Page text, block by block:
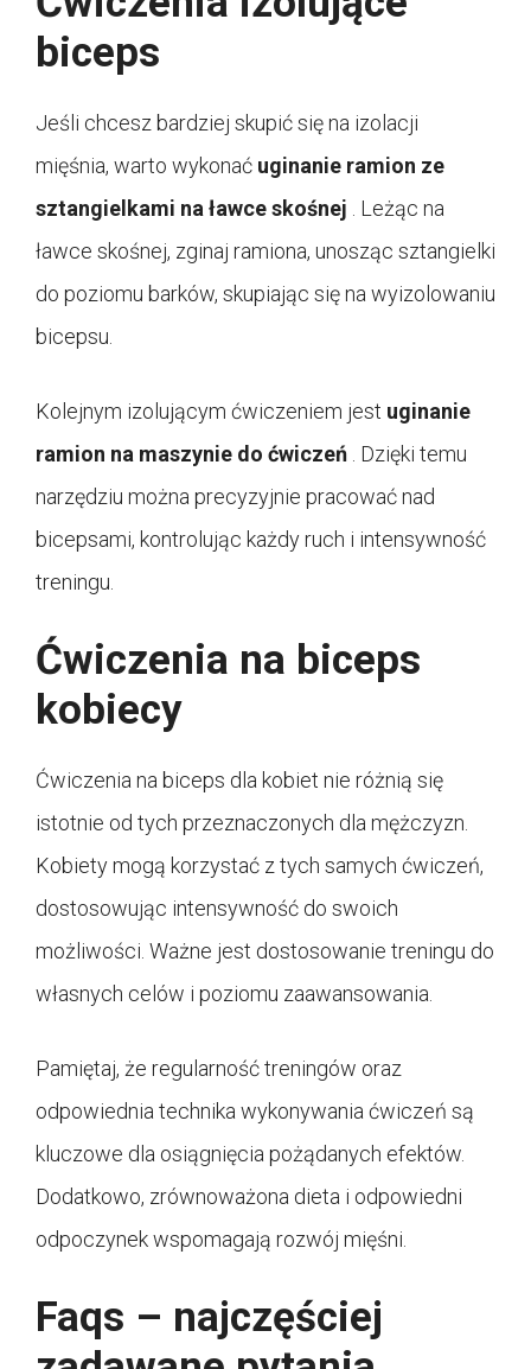
biceps
Jeśli chcesz bardziej skupić się na izolacji
mięśnia, warto wykonać uginanie ramion ze
sztangielkami na ławce skośnej
. Leżąc na
ławce skośnej, zginaj ramiona, unosząc sztangielki
do poziomu barków, skupiając się na wyizolowaniu
bicepsu.
Kolejnym izolującym ćwiczeniem jest uginanie
ramion na maszynie do ćwiczeń . Dzięki temu
narzędziu można precyzyjnie pracować nad
bicepsami, kontrolując każdy ruch i intensywność
treningu.
Ćwiczenia na biceps
kobiecy
Ćwiczenia na biceps dla kobiet nie różnią się
istotnie od tych przeznaczonych dla mężczyzn.
Kobiety mogą korzystać z tych samych ćwiczeń,
dostosowując intensywność do swoich
możliwości. Ważne jest dostosowanie treningu do
własnych celów i poziomu zaawansowania.
Pamiętaj, że regularność treningów oraz
odpowiednia technika wykonywania ćwiczeń są
kluczowe dla osiągnięcia pożądanych efektów.
Dodatkowo, zrównoważona dieta i odpowiedni
odpoczynek wspomagają rozwój mięśni.
Faqs – najczęściej